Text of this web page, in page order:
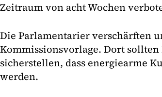
Zeitraum von acht Wochen
Die Parlamentarier verschärften
Kommissionsvorlage. Dort
sicherstellen, dass energiearme
werden.